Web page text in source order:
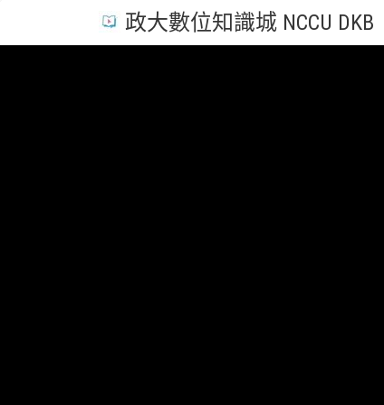
政大數位知識城 NCCU DKB